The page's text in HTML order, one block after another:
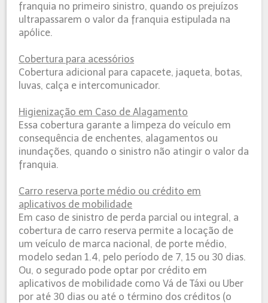
franquia no primeiro sinistro, quando os prejuízos
ultrapassarem o valor da franquia estipulada na
apólice.
Cobertura para acessórios
Cobertura adicional para capacete, jaqueta, botas,
luvas, calça e intercomunicador.
Higienização em Caso de Alagamento
Essa cobertura garante a limpeza do veículo em
consequência de enchentes, alagamentos ou
inundações, quando o sinistro não atingir o valor da
franquia.
Carro reserva porte médio ou crédito em
aplicativos de mobilidade
Em caso de sinistro de perda parcial ou integral, a
cobertura de carro reserva permite a locação de
um veículo de marca nacional, de porte médio,
modelo sedan 1.4, pelo período de 7, 15 ou 30 dias.
Ou, o segurado pode optar por crédito em
aplicativos de mobilidade como Vá de Táxi ou Uber
por até 30 dias ou até o término dos créditos (o